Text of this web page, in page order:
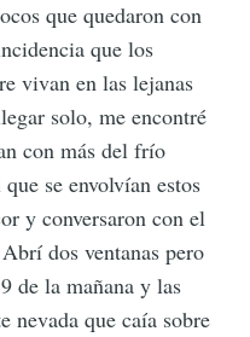
que quedaron con
que los
vivan en las lejanas
solo, me encontré
con más del frío
se envolvían estos
y conversaron con el
dos ventanas pero
de la mañana y las
nevada que caía sobre